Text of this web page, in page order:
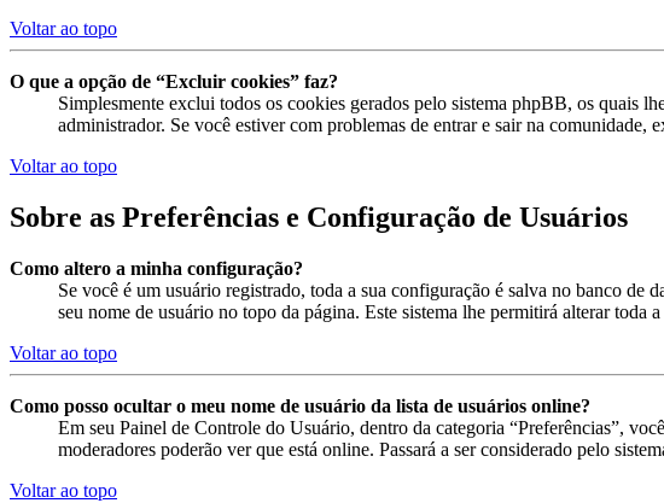
Voltar ao topo
O que a opção de “Excluir cookies” faz?
Simplesmente exclui todos os cookies gerados pelo sistema phpBB, os quais
administrador. Se você estiver com problemas de entrar e sair na comunidade,
Voltar ao topo
Sobre as Preferências e Configuração de Usuários
Como altero a minha configuração?
Se você é um usuário registrado, toda a sua configuração é salva no banco
seu nome de usuário no topo da página. Este sistema lhe permitirá alterar toda
Voltar ao topo
Como posso ocultar o meu nome de usuário da lista de usuários online?
Em seu Painel de Controle do Usuário, dentro da categoria “Preferências”,
moderadores poderão ver que está online. Passará a ser considerado pelo
Voltar ao topo